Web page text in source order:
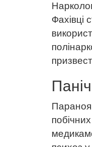
Фахівці
Параноя